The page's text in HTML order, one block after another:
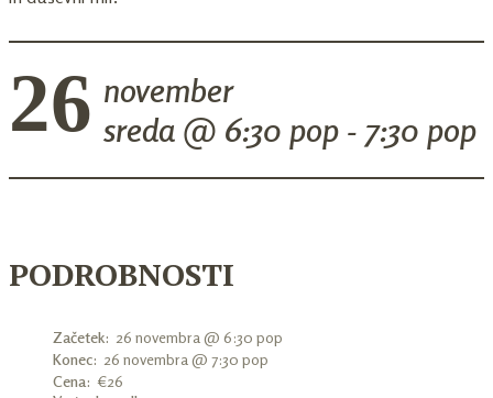
26 november
sreda @ 6:30 pop - 7:30 pop
PODROBNOSTI
Začetek: 26 novembra @ 6:30 pop
Konec: 26 novembra @ 7:30 pop
Cena: €26